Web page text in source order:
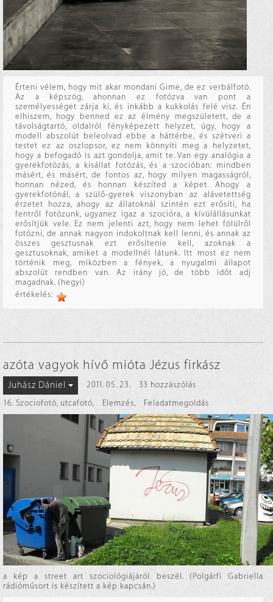
Érteni vélem, hogy mit akar mondani Gime, de ez verbálfotó.
Az a képszög, ahonnan ez fotózva van pont a
személyességet zárja ki, és inkább a kukkolás felé visz. Én
elhiszem, hogy benned ez az élmény megszületett, de a
távolságtartó, oldalról fényképezett helyzet, úgy, hogy a
modell abszolút beleolvad ebbe a háttérbe, és szétveri a
testet ez az oszlopsor, ez nem könnyíti meg a helyzetet,
hogy a befogadó is azt gondolja, amit te. Van egy analógia a
gyerekfotózás, a kisállat fotózás, és a szocióban: mindben
másért, és másért, de fontos az, hogy milyen magasságról,
honnan nézed, és honnan készíted a képet. Ahogy a
gyerekfotónál, a szülő-gyerek viszonyban az alávetettség
érzetet hozza, ahogy az állatoknál szintén ezt erősíti, ha
fentről fotózunk, ugyanez igaz a szocióra, a kívülállásunkat
erősítjük vele. Ez nem jelenti azt, hogy nem lehet fölülről
fotózni, de annak nagyon indokoltnak kell lenni, és annak az
összes gesztusnak ezt erősítenie kell, azoknak a
gesztusoknak, amiket a modellnél látunk. Itt most ez nem
történik meg, miközben a fények, a nyugalmi állapot
abszolút rendben van. Az irány jó, de több időt adj
magadnak. (hegyi)
értékelés:
azóta vagyok hívő mióta Jézus firkász
Juhász Dániel 2011. 05. 23.
33 hozzászólás
16. Szociofotó, utcafotó, Elemzés, Feladatmegoldás
a kép a street art szociológiájáról beszél. (Polgárfi Gabriella
rádióműsort is készített a kép kapcsán.)